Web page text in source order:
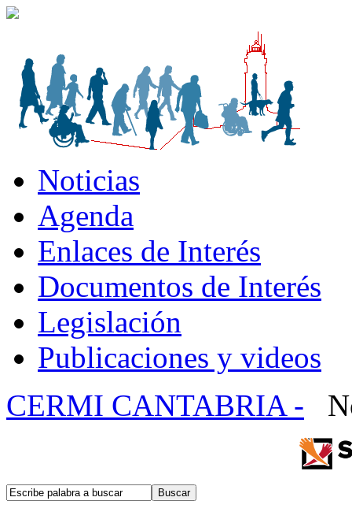
Noticias
Agenda
Enlaces de Interés
Documentos de Interés
Legislación
Publicaciones y videos
CERMI CANTABRIA -